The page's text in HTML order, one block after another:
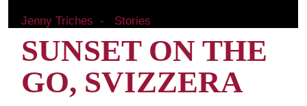
Jenny Triches Stories
SUNSET ON THE
GO, SVIZZERA